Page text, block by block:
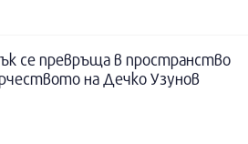
се превръща в пространство
на Дечко Узунов